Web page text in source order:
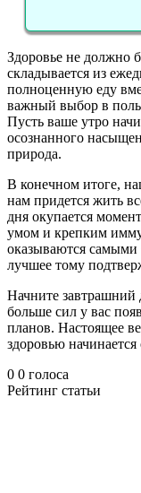
Здоровье не должно
складывается из
полноценную еду
важный выбор в
Пусть ваше утро
осознанного
природа.
В конечном итоге,
нам придется жить
дня окупается
умом и крепким
оказываются
лучшее тому
Начните завтрашний
больше сил у вас
планов. Настоящее
здоровью начинается
0 0 голоса
Рейтинг статьи